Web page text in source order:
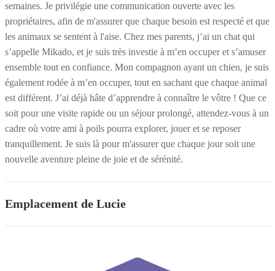
semaines. Je privilégie une communication ouverte avec les
propriétaires, afin de m'assurer que chaque besoin est respecté et que
les animaux se sentent à l'aise. Chez mes parents, j’ai un chat qui
s’appelle Mikado, et je suis très investie à m’en occuper et s’amuser
ensemble tout en confiance. Mon compagnon ayant un chien, je suis
également rodée à m’en occuper, tout en sachant que chaque animal
est différent. J’ai déjà hâte d’apprendre à connaître le vôtre ! Que ce
soit pour une visite rapide ou un séjour prolongé, attendez-vous à un
cadre où votre ami à poils pourra explorer, jouer et se reposer
tranquillement. Je suis là pour m'assurer que chaque jour soit une
nouvelle aventure pleine de joie et de sérénité.
Emplacement de Lucie